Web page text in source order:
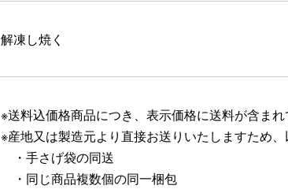
解凍し焼く
※送料込価格商品につき、表示価格に送料が含まれ
※産地又は製造元より直接お送りいたしますため
・手さげ袋の同送
・同じ商品複数個の同一梱包